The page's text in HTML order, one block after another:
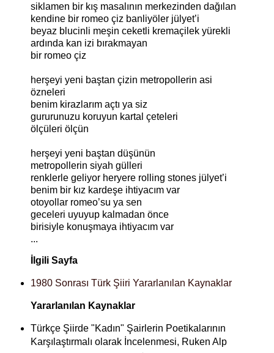
siklamen bir kış masalının merkezinden dağılan
kendine bir romeo çiz banliyöler jülyet’i
beyaz blucinli meşin ceketli kremaçilek yürekli
ardında kan izi bırakmayan
bir romeo çiz
herşeyi yeni baştan çizin metropollerin asi
özneleri
benim kirazlarım açtı ya siz
gururunuzu koruyun kartal çeteleri
ölçüleri ölçün
herşeyi yeni baştan düşünün
metropollerin siyah gülleri
renklerle geliyor heryere rolling stones jülyet’i
benim bir kız kardeşe ihtiyacım var
otoyollar romeo’su ya sen
geceleri uyuyup kalmadan önce
birisiyle konuşmaya ihtiyacım var
...
İlgili Sayfa
1980 Sonrası Türk Şiiri Yararlanılan Kaynaklar
Yararlanılan Kaynaklar
Türkçe Şiirde "Kadın" Şairlerin Poetikalarının
Karşılaştırmalı olarak İncelenmesi, Ruken Alp